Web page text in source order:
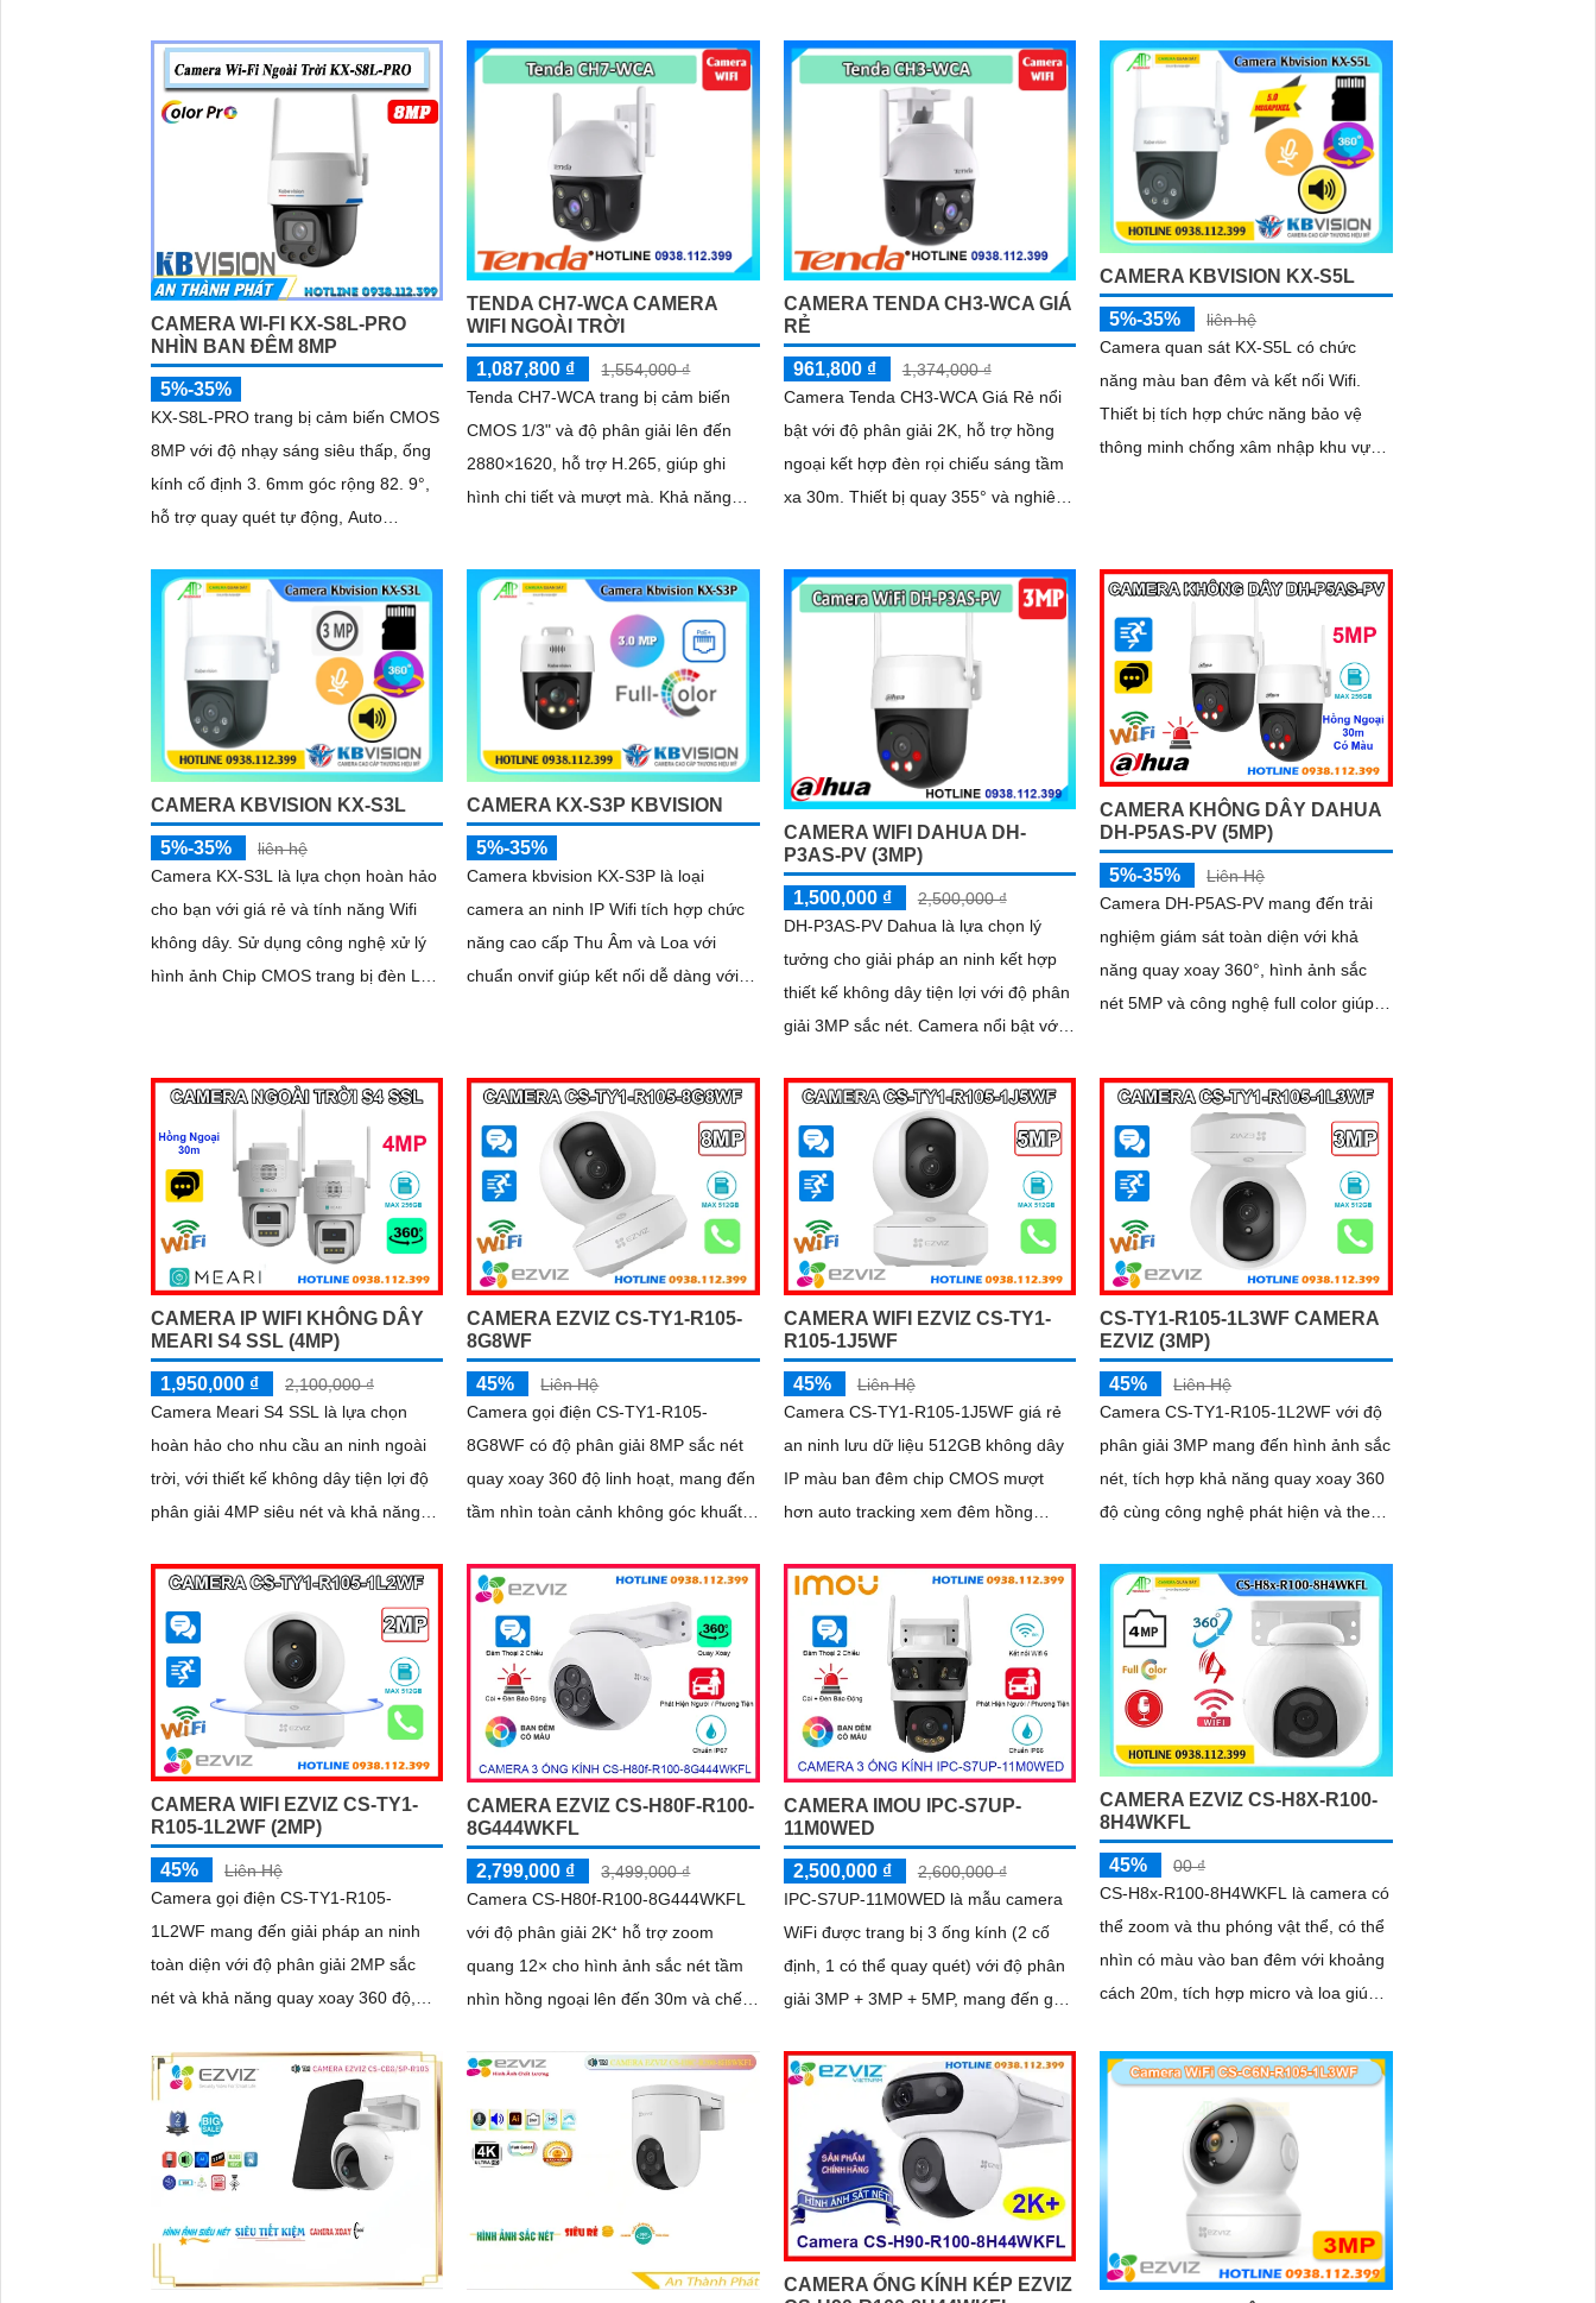
hú, đèn chớp
CAMERA WI-FI KX-S8L-PRO
NHÌN BAN ĐÊM 8MP
5%-35%
KX-S8L-PRO trang bị cảm biến CMOS
8MP với độ nhạy sáng siêu thấp, ống
kính cố định 3. 6mm góc rộng 82. 9°,
hỗ trợ quay quét tự động, Auto
TENDA CH7-WCA CAMERA
WIFI NGOÀI TRỜI
1,087,800 ₫
1,554,000 ₫
Tenda CH7-WCA trang bị cảm biến
CMOS 1/3" và độ phân giải lên đến
2880×1620, hỗ trợ H.265, giúp ghi
hình chi tiết và mượt mà. Khả năng
CAMERA TENDA CH3-WCA GIÁ
RẺ
961,800 ₫
1,374,000 ₫
Camera Tenda CH3-WCA Giá Rẻ nổi
bật với độ phân giải 2K, hỗ trợ hồng
ngoại kết hợp đèn rọi chiếu sáng tầm
xa 30m. Thiết bị quay 355° và nghiêng
CAMERA KBVISION KX-S5L
5%-35%
liên hệ
Camera quan sát KX-S5L có chức
năng màu ban đêm và kết nối Wifi.
Thiết bị tích hợp chức năng bảo vệ
thông minh chống xâm nhập khu vực
CAMERA KBVISION KX-S3L
5%-35%
liên hệ
Camera KX-S3L là lựa chọn hoàn hảo
cho bạn với giá rẻ và tính năng Wifi
không dây. Sử dụng công nghệ xử lý
hình ảnh Chip CMOS trang bị đèn Led
CAMERA KX-S3P KBVISION
5%-35%
Camera kbvision KX-S3P là loại
camera an ninh IP Wifi tích hợp chức
năng cao cấp Thu Âm và Loa với
chuẩn onvif giúp kết nối dễ dàng với
CAMERA WIFI DAHUA DH-
P3AS-PV (3MP)
1,500,000 ₫
2,500,000 ₫
DH-P3AS-PV Dahua là lựa chọn lý
tưởng cho giải pháp an ninh kết hợp
thiết kế không dây tiện lợi với độ phân
giải 3MP sắc nét. Camera nổi bật với
chính xác người và phương tiện, cảnh
báo tức thì bằng đèn nháy và còi hú
CAMERA KHÔNG DÂY DAHUA
DH-P5AS-PV (5MP)
5%-35%
Liên Hệ
Camera DH-P5AS-PV mang đến trải
nghiệm giám sát toàn diện với khả
năng quay xoay 360°, hình ảnh sắc
nét 5MP và công nghệ full color giúp
tầm nhìn hồng ngoại 30m, khe thẻ
nhớ đến 256GB cùng chuẩn chống
nước IP66 camera hoạt động ổn định
trong mọi điều kiện
CAMERA IP WIFI KHÔNG DÂY
MEARI S4 SSL (4MP)
1,950,000 ₫
2,100,000 ₫
Camera Meari S4 SSL là lựa chọn
hoàn hảo cho nhu cầu an ninh ngoài
trời, với thiết kế không dây tiện lợi độ
phân giải 4MP siêu nét và khả năng
Camera ghi hình ban đêm có màu
sống động ngay cả khi không bật đèn
LED, tích hợp còi hú, đèn cảnh báo và
đàm thoại 2 chiều giúp bạn chủ động
phát hiện và xử lý mọi tình huống
CAMERA EZVIZ CS-TY1-R105-
8G8WF
45%
Liên Hệ
Camera gọi điện CS-TY1-R105-
8G8WF có độ phân giải 8MP sắc nét
quay xoay 360 độ linh hoạt, mang đến
tầm nhìn toàn cảnh không góc khuất.
thông minh giúp giám sát chính xác,
kết hợp với tính năng đàm thoại hai
chiều giao tiếp dễ dàng từ xa
CAMERA WIFI EZVIZ CS-TY1-
R105-1J5WF
45%
Liên Hệ
Camera CS-TY1-R105-1J5WF giá rẻ
an ninh lưu dữ liệu 512GB không dây
IP màu ban đêm chip CMOS mượt
hơn auto tracking xem đêm hồng
nét 5.0 MP Smart IR
CS-TY1-R105-1L3WF CAMERA
EZVIZ (3MP)
45%
Liên Hệ
Camera CS-TY1-R105-1L2WF với độ
phân giải 3MP mang đến hình ảnh sắc
nét, tích hợp khả năng quay xoay 360
độ cùng công nghệ phát hiện và theo
sát toàn diện, không bỏ lỡ bất kỳ
khoảnh khắc quan trọng nào. Hỗ trợ
đàm thoại hai chiều, tầm nhìn hồng
ngoại lên đến 10m và khe cắm thẻ
nhớ dung lượng 512GB, đây chính là
camera tối ưu với mức giá vô cùng
hấp dẫn
CAMERA WIFI EZVIZ CS-TY1-
R105-1L2WF (2MP)
45%
Liên Hệ
Camera gọi điện CS-TY1-R105-
1L2WF mang đến giải pháp an ninh
toàn diện với độ phân giải 2MP sắc
nét và khả năng quay xoay 360 độ,
nghệ AI thông minh tự động phát hiện,
theo dõi chuyển động, kết hợp đàm
thoại 2 chiều, giúp bạn giao tiếp dễ
dàng từ xa
CAMERA EZVIZ CS-H80F-R100-
8G444WKFL
2,799,000 ₫
3,499,000 ₫
Camera CS-H80f-R100-8G444WKFL
với độ phân giải 2K⁺ hỗ trợ zoom
quang 12× cho hình ảnh sắc nét tầm
nhìn hồng ngoại lên đến 30m và chế
quay xoay 360°, tích hợp đàm thoại
hai chiều, còi báo động và đèn chớp,
camera giúp nâng cao an ninh hiệu
quả. Đạt chuẩn IP67 có khả năng
ổn định trong mọi điều kiện thời tiết
CAMERA IMOU IPC-S7UP-
11M0WED
2,500,000 ₫
2,600,000 ₫
IPC-S7UP-11M0WED là mẫu camera
WiFi được trang bị 3 ống kính (2 cố
định, 1 có thể quay quét) với độ phân
giải 3MP + 3MP + 5MP, mang đến góc
4 chế độ quan sát ban đêm linh hoạt,
giúp giám sát hiệu quả trong mọi điều
kiện ánh sáng
CAMERA EZVIZ CS-H8X-R100-
8H4WKFL
45%
00 ₫
CS-H8x-R100-8H4WKFL là camera có
thể zoom và thu phóng vật thể, có thể
nhìn có màu vào ban đêm với khoảng
cách 20m, tích hợp micro và loa giúp
2K+ sắc nét, có thể báo động chủ
động bằng còi và đèn
CAMERA ỐNG KÍNH KÉP EZVIZ